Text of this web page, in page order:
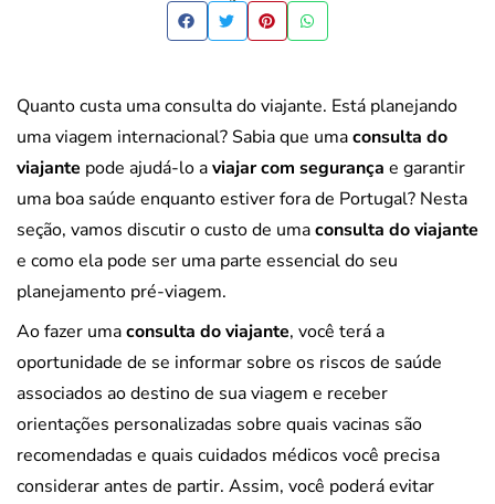
Quanto custa uma consulta do viajante. Está planejando
uma viagem internacional? Sabia que umaconsulta do
viajante pode ajudá-lo aviajar com segurança e garantir
uma boa saúde enquanto estiver fora de Portugal? Nesta
seção, vamos discutir o custo de umaconsulta do viajante
e como ela pode ser uma parte essencial do seu
planejamento pré-viagem.
Ao fazer umaconsulta do viajante, você terá a
oportunidade de se informar sobre os riscos de saúde
associados ao destino de sua viagem e receber
orientações personalizadas sobre quais vacinas são
recomendadas e quais cuidados médicos você precisa
considerar antes de partir. Assim, você poderá evitar